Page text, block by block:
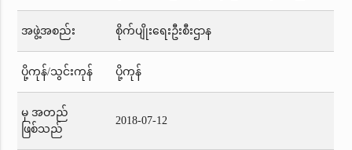
အဖွဲ့အစည်း စိုက်ပျိုးရေးဦးစီးဌာန
ပို့ကုန်/သွင်းကုန် ပို့ကုန်
မှ အတည်
ဖြစ်သည်
2018-07-12